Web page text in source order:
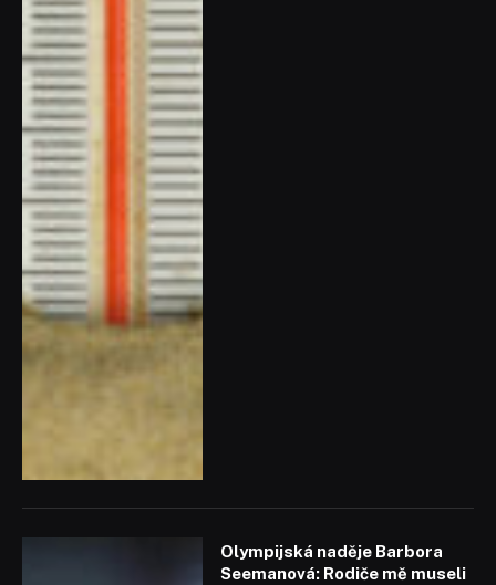
Olympijská naděje Barbora
Seemanová: Rodiče mě museli